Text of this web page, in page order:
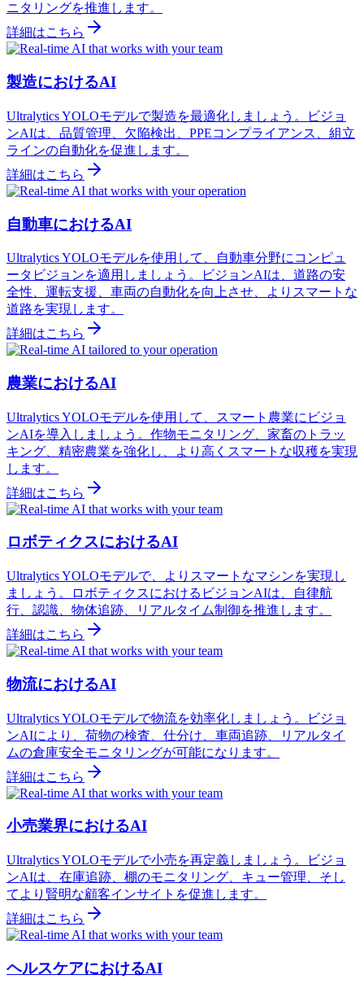
ニタリングを推進します。
詳細はこちら
製造におけるAI
Ultralytics YOLOモデルで製造を最適化しましょう。ビジョ
ンAIは、品質管理、欠陥検出、PPEコンプライアンス、組立
ラインの自動化を促進します。
詳細はこちら
自動車におけるAI
Ultralytics YOLOモデルを使用して、自動車分野にコンピュ
ータビジョンを適用しましょう。ビジョンAIは、道路の安
全性、運転支援、車両の自動化を向上させ、よりスマートな
道路を実現します。
詳細はこちら
農業におけるAI
Ultralytics YOLOモデルを使用して、スマート農業にビジョ
ンAIを導入しましょう。作物モニタリング、家畜のトラッ
キング、精密農業を強化し、より高くスマートな収穫を実現
します。
詳細はこちら
ロボティクスにおけるAI
Ultralytics YOLOモデルで、よりスマートなマシンを実現し
ましょう。ロボティクスにおけるビジョンAIは、自律航
行、認識、物体追跡、リアルタイム制御を推進します。
詳細はこちら
物流におけるAI
Ultralytics YOLOモデルで物流を効率化しましょう。ビジョ
ンAIにより、荷物の検査、仕分け、車両追跡、リアルタイ
ムの倉庫安全モニタリングが可能になります。
詳細はこちら
小売業界におけるAI
Ultralytics YOLOモデルで小売を再定義しましょう。ビジョ
ンAIは、在庫追跡、棚のモニタリング、キュー管理、そし
てより賢明な顧客インサイトを促進します。
詳細はこちら
ヘルスケアにおけるAI